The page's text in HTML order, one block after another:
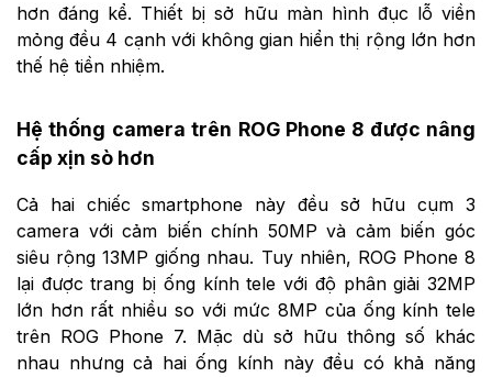
hơn đáng kể. Thiết bị sở hữu màn hình đục lỗ viền
mỏng đều 4 cạnh với không gian hiển thị rộng lớn hơn
thế hệ tiền nhiệm.
Hệ thống camera trên ROG Phone 8 được nâng
cấp xịn sò hơn
Cả hai chiếc smartphone này đều sở hữu cụm 3
camera với cảm biến chính 50MP và cảm biến góc
siêu rộng 13MP giống nhau. Tuy nhiên, ROG Phone 8
lại được trang bị ống kính tele với độ phân giải 32MP
lớn hơn rất nhiều so với mức 8MP của ống kính tele
trên ROG Phone 7. Mặc dù sở hữu thông số khác
nhau nhưng cả hai ống kính này đều có khả năng